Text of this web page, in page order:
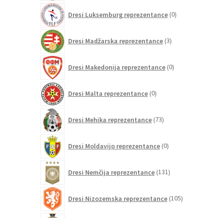
Dresi Luksemburg reprezentance 0izdelkov
Dresi Madžarska reprezentance 3izdelki
Dresi Makedonija reprezentance 0izdelkov
Dresi Malta reprezentance 0izdelkov
Dresi Mehika reprezentance 73izdelkov
Dresi Moldavijo reprezentance 0izdelkov
Dresi Nemčija reprezentance 131izdelkov
Dresi Nizozemska reprezentance 105izdelkov